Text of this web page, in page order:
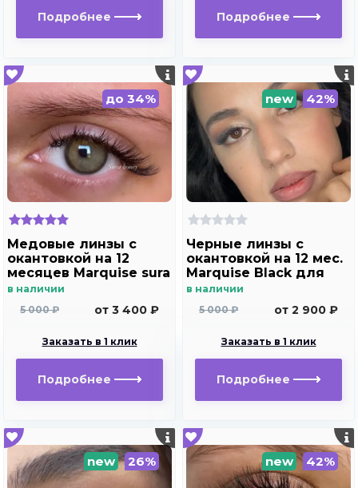
Подробнее Подробнее
до 34%
Медовые линзы с
окантовкой на 12
месяцев Marquise sura
Honey
в наличии
5 000 ₽
от 3 400 ₽
Заказать в 1 клик
Подробнее
new 42%
Черные линзы c
окантовкой на 12 мес.
Marquise Black для
темных и светлых
в наличии
5 000 ₽
от 2 900 ₽
Заказать в 1 клик
Подробнее
new 26% new 42%